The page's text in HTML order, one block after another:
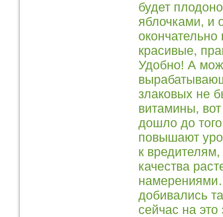
будет
яблочками, и
красивые,
Удобно! А
злаковых не
витамины,
дошло до
повышают
к
качества
добивались
сейчас на это